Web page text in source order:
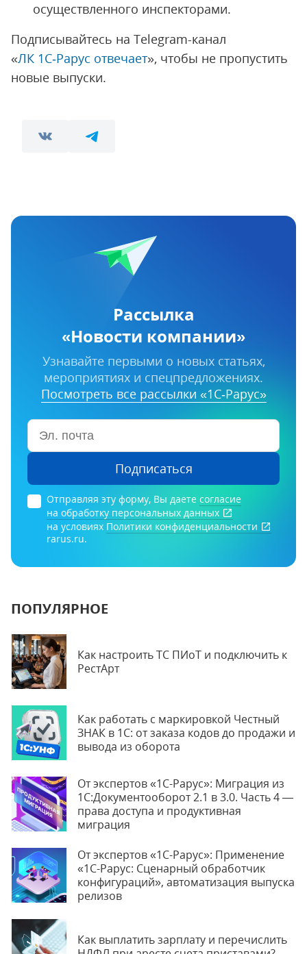
осуществленного инспекторами.
Подписывайтесь на Telegram-канал
«ЛК 1С‑Рарус отвечает», чтобы не пропустить
новые выпуски.
Рассылка
«Новости компании»
Узнавайте первыми о новых статьях,
мероприятиях и спецпредложениях.
Посмотреть все рассылки «1С‑Рарус»
Подписаться
Отправляя эту форму, Вы даете согласие
на обработку персональных данных
на условиях Политики конфиденциальности
rarus.ru.
ПОПУЛЯРНОЕ
Как настроить ТС ПИоТ и подключить к
РестАрт
Как работать с маркировкой Честный
ЗНАК в 1С: от заказа кодов до продажи и
вывода из оборота
От экспертов «1С-Рарус»: Миграция из
1С:Документооборот 2.1 в 3.0. Часть 4 —
права доступа и продуктивная
миграция
От экспертов «1С-Рарус»: Применение
«1С-Рарус: Сценарный обработчик
конфигураций», автоматизация выпуска
релизов
Как выплатить зарплату и перечислить